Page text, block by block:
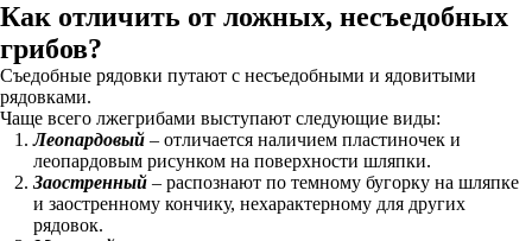
Как отличить от ложных, несъедобных
грибов?
Съедобные рядовки путают с несъедобными и ядовитыми
рядовками.
Чаще всего лжегрибами выступают следующие виды:
Леопардовый – отличается наличием пластиночек и
леопардовым рисунком на поверхности шляпки.
Заостренный – распознают по темному бугорку на шляпке
и заостренному кончику, нехарактерному для других
рядовок.